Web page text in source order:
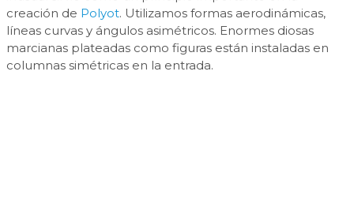
creación de Polyot. Utilizamos formas aerodinámicas,
líneas curvas y ángulos asimétricos. Enormes diosas
marcianas plateadas como figuras están instaladas en
columnas simétricas en la entrada.